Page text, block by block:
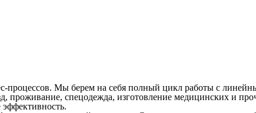
процессов. Мы берем на себя полный цикл работы с
спецодежда, изготовление медицинских и
эффективность.